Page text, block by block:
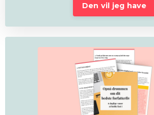
Den vil jeg have